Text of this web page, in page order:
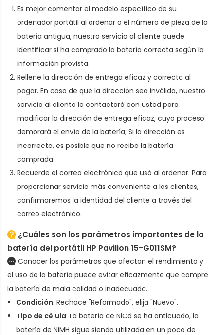
Es mejor comentar el modelo específico de su
ordenador portátil al ordenar o el número de pieza de la
batería antigua, nuestro servicio al cliente puede
identificar si ha comprado la batería correcta según la
información provista.
Rellene la dirección de entrega eficaz y correcta al
pagar. En caso de que la dirección sea inválida, nuestro
servicio al cliente le contactará con usted para
modificar la dirección de entrega eficaz, cuyo proceso
demorará el envío de la batería; Si la dirección es
incorrecta, es posible que no reciba la batería
comprada.
Recuerde el correo electrónico que usó al ordenar. Para
proporcionar servicio más conveniente a los clientes,
confirmaremos la identidad del cliente a través del
correo electrónico.
¿Cuáles son los parámetros importantes de la
batería del portátil HP Pavilion 15-G011SM?
Conocer los parámetros que afectan el rendimiento y
el uso de la batería puede evitar eficazmente que compre
la batería de mala calidad o inadecuada.
Condición: Rechace "Reformado", elija "Nuevo".
Tipo de célula: La batería de NiCd se ha anticuado, la
batería de NiMH sigue siendo utilizada en un poco de